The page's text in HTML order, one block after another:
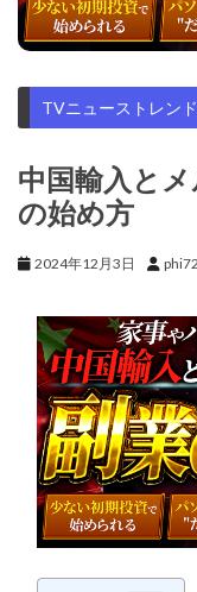
TVニューストレンド
中国輸入と
の始め方
2024年12月3日